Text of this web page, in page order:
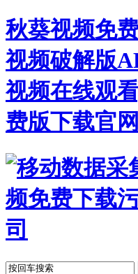
秋葵视频免
视频破解版
视频在线观
费版下载官网